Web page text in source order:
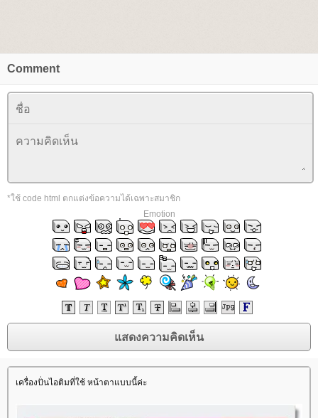
Comment
*ใช้ code html ตกแต่งข้อความได้เฉพาะสมาชิก
Emotion
เครื่องปั่นไอติมที่ใช้ หน้าตาแบบนี้ค่ะ